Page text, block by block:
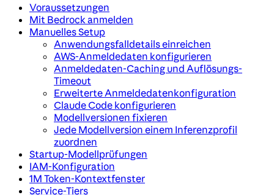
Voraussetzungen
Mit Bedrock anmelden
Manuelles Setup
Anwendungsfalldetails einreichen
AWS-Anmeldedaten konfigurieren
Anmeldedaten-Caching und Auflösungs-
Timeout
Erweiterte Anmeldedatenkonfiguration
Claude Code konfigurieren
Modellversionen fixieren
Jede Modellversion einem Inferenzprofil
zuordnen
Startup-Modellprüfungen
IAM-Konfiguration
1M Token-Kontextfenster
Service-Tiers